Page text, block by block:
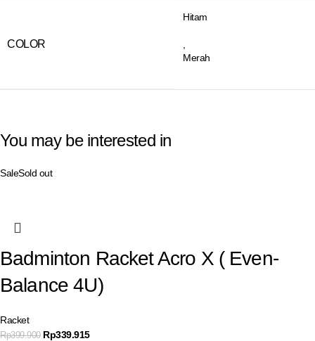
COLOR
Hitam
,
Merah
You may be interested in
SaleSold out
Badminton Racket Acro X ( Even-
Balance 4U)
Racket
Rp399.900 Rp339.915